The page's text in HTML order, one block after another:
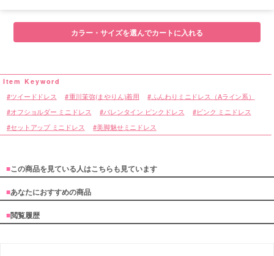
カラー・サイズを選んでカートに入れる
ツイードドレス 重川茉弥(まやりん)着用 ふんわりミニドレス（Aライン系）
オフショルダー ミニドレス バレンタイン ピンクドレス ピンク ミニドレス
セットアップ ミニドレス 美脚魅せミニドレス
■この商品を見ている人はこちらも見ています
■あなたにおすすめの商品
■閲覧履歴